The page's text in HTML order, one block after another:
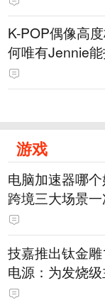
K-POP偶像高
何唯有Jennie
游戏
电脑加速器哪个
跨境三大场景
技嘉推出钛金
电源：为发烧
打造旗舰供电方